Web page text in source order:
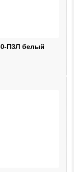
П3Л белый